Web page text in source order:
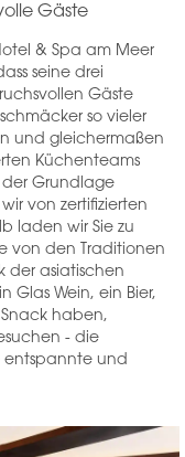
Gäste
& Spa am Meer
seine drei
Gäste
so vieler
und gleichermaßen
Küchenteams
Grundlage
von zertifizierten
laden wir Sie zu
von den Traditionen
der asiatischen
Glas Wein, ein Bier,
haben,
- die
entspannte und